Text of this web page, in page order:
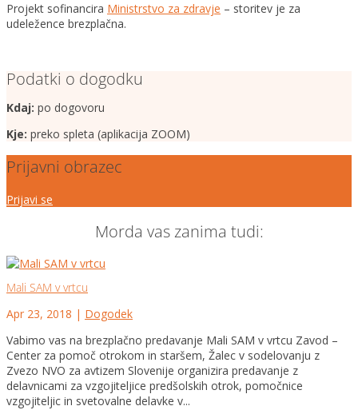
Projekt sofinancira Ministrstvo za zdravje – storitev je za
udeležence brezplačna.
Podatki o dogodku
Kdaj: po dogovoru
Kje: preko spleta (aplikacija ZOOM)
Prijavni obrazec
Prijavi se
Morda vas zanima tudi:
Mali SAM v vrtcu
Apr 23, 2018 | Dogodek
Vabimo vas na brezplačno predavanje Mali SAM v vrtcu Zavod –
Center za pomoč otrokom in staršem, Žalec v sodelovanju z
Zvezo NVO za avtizem Slovenije organizira predavanje z
delavnicami za vzgojiteljice predšolskih otrok, pomočnice
vzgojiteljic in svetovalne delavke v...